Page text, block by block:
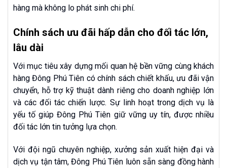
hàng mà không lo phát sinh chi phí.
Chính sách ưu đãi hấp dẫn cho đối tác lớn,
lâu dài
Với mục tiêu xây dựng mối quan hệ bền vững cùng khách
hàng Đông Phú Tiên có chính sách chiết khấu, ưu đãi vận
chuyển, hỗ trợ kỹ thuật dành riêng cho doanh nghiệp lớn
và các đối tác chiến lược. Sự linh hoạt trong dịch vụ là
yếu tố giúp Đông Phú Tiên giữ vững uy tín, được nhiều
đối tác lớn tin tưởng lựa chọn.
Với đội ngũ chuyên nghiệp, xưởng sản xuất hiện đại và
dịch vụ tận tâm, Đông Phú Tiên luôn sẵn sàng đồng hành